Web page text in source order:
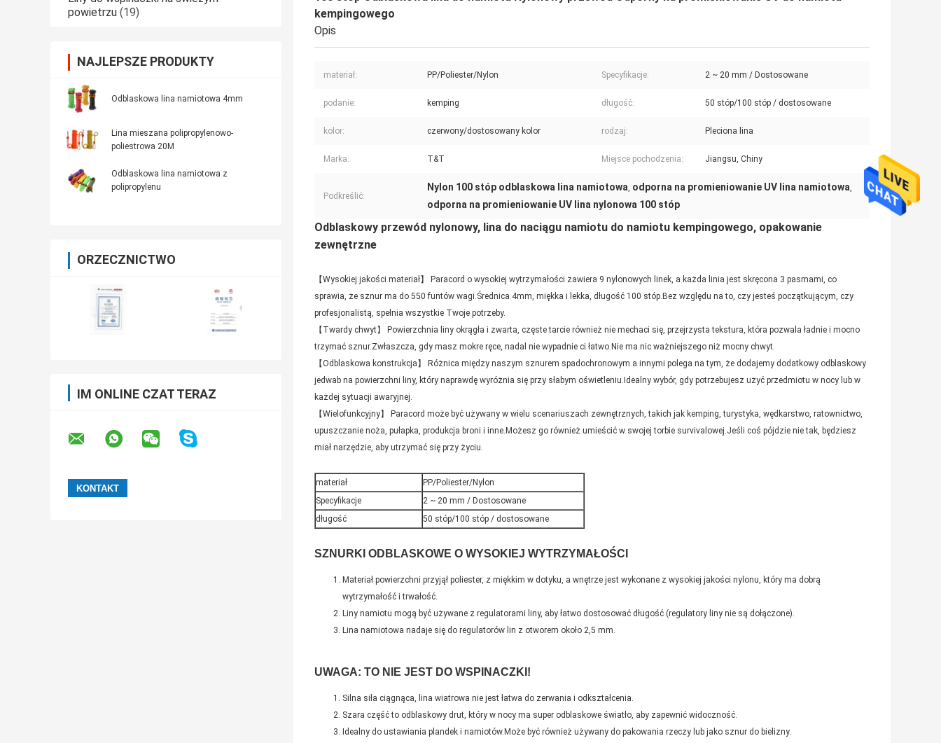
powietrzu (19)
NAJLEPSZE PRODUKTY
Odblaskowa lina namiotowa 4mm
Lina mieszana polipropylenowo-
poliestrowa 20M
Odblaskowa lina namiotowa z
polipropylenu
ORZECZNICTWO
IM ONLINE CZAT TERAZ
kempingowego
Opis
materiał: PP/Poliester/Nylon Specyfikacje: 2 ~ 20 mm / Dostosowane
podanie: kemping długość: 50 stóp/100 stóp / dostosowane
kolor: czerwony/dostosowany kolor rodzaj: Pleciona lina
Marka: T&T Miejsce pochodzenia: Jiangsu, Chiny
Podkreślić:
Nylon 100 stóp odblaskowa lina namiotowa, odporna na promieniowanie UV lina namiotowa,
odporna na promieniowanie UV lina nylonowa 100 stóp
Odblaskowy przewód nylonowy, lina do naciągu namiotu do namiotu kempingowego, opakowanie
zewnętrzne
【Wysokiej jakości materiał】 Paracord o wysokiej wytrzymałości zawiera 9 nylonowych linek, a każda linia jest skręcona 3 pasmami, co
sprawia, że ​​sznur ma do 550 funtów wagi.Średnica 4mm, miękka i lekka, długość 100 stóp.Bez względu na to, czy jesteś początkującym, czy
profesjonalistą, spełnia wszystkie Twoje potrzeby.
【Twardy chwyt】 Powierzchnia liny okrągła i zwarta, częste tarcie również nie mechaci się, przejrzysta tekstura, która pozwala ładnie i mocno
trzymać sznur.Zwłaszcza, gdy masz mokre ręce, nadal nie wypadnie ci łatwo.Nie ma nic ważniejszego niż mocny chwyt.
【Odblaskowa konstrukcja】 Różnica między naszym sznurem spadochronowym a innymi polega na tym, że dodajemy dodatkowy odblaskowy
jedwab na powierzchni liny, który naprawdę wyróżnia się przy słabym oświetleniu.Idealny wybór, gdy potrzebujesz użyć przedmiotu w nocy lub w
każdej sytuacji awaryjnej.
【Wielofunkcyjny】 Paracord może być używany w wielu scenariuszach zewnętrznych, takich jak kemping, turystyka, wędkarstwo, ratownictwo,
upuszczanie noża, pułapka, produkcja broni i inne.Możesz go również umieścić w swojej torbie survivalowej.Jeśli coś pójdzie nie tak, będziesz
miał narzędzie, aby utrzymać się przy życiu.
materiał
PP/Poliester/Nylon
Specyfikacje
2 ~ 20 mm / Dostosowane
długość
50 stóp/100 stóp / dostosowane
SZNURKI ODBLASKOWE O WYSOKIEJ WYTRZYMAŁOŚCI
Materiał powierzchni przyjął poliester, z miękkim w dotyku, a wnętrze jest wykonane z wysokiej jakości nylonu, który ma dobrą
wytrzymałość i trwałość.
Liny namiotu mogą być używane z regulatorami liny, aby łatwo dostosować długość (regulatory liny nie są dołączone).
Lina namiotowa nadaje się do regulatorów lin z otworem około 2,5 mm.
UWAGA: TO NIE JEST DO WSPINACZKI!
Silna siła ciągnąca, lina wiatrowa nie jest łatwa do zerwania i odkształcenia.
Szara część to odblaskowy drut, który w nocy ma super odblaskowe światło, aby zapewnić widoczność.
Idealny do ustawiania plandek i namiotów.Może być również używany do pakowania rzeczy lub jako sznur do bielizny.